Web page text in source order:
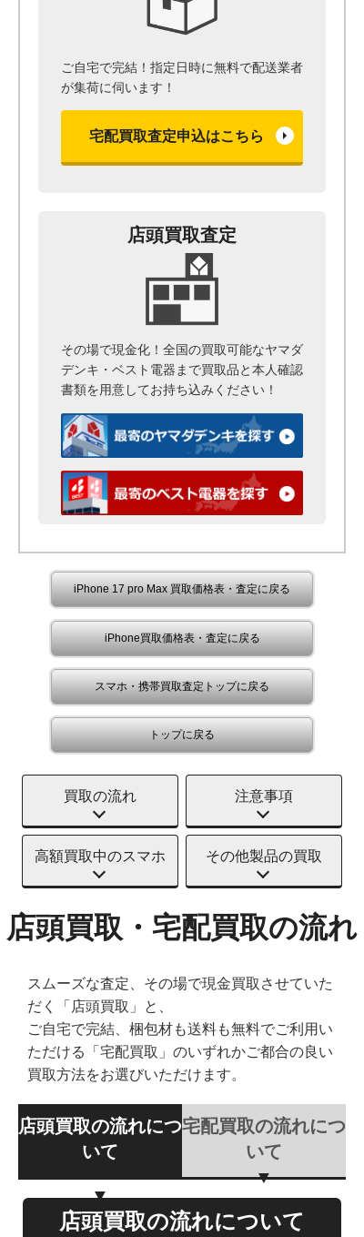
ご自宅で完結！指定日時に無料で配送業者
が集荷に伺います！
宅配買取査定申込はこちら
店頭買取査定
その場で現金化！全国の買取可能なヤマダ
デンキ・ベスト電器まで買取品と本人確認
書類を用意してお持ち込みください！
iPhone 17 pro Max 買取価格表・査定に戻る
iPhone買取価格表・査定に戻る
スマホ・携帯買取査定トップに戻る
トップに戻る
買取の流れ 注意事項
高額買取中のスマホ その他製品の買取
店頭買取・宅配買取の流れ
スムーズな査定、その場で現金買取させていた
だく「店頭買取」と、
ご自宅で完結、梱包材も送料も無料でご利用い
ただける「宅配買取」のいずれかご都合の良い
買取方法をお選びいただけます。
店頭買取の流れにつ
いて
宅配買取の流れにつ
いて
店頭買取の流れについて